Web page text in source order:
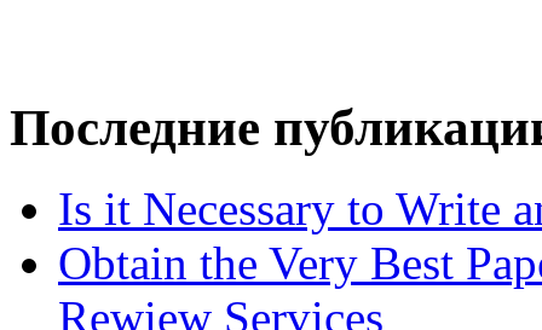
Последние
Is it Necessary to Write
Obtain the Very Best
Rewiew Services